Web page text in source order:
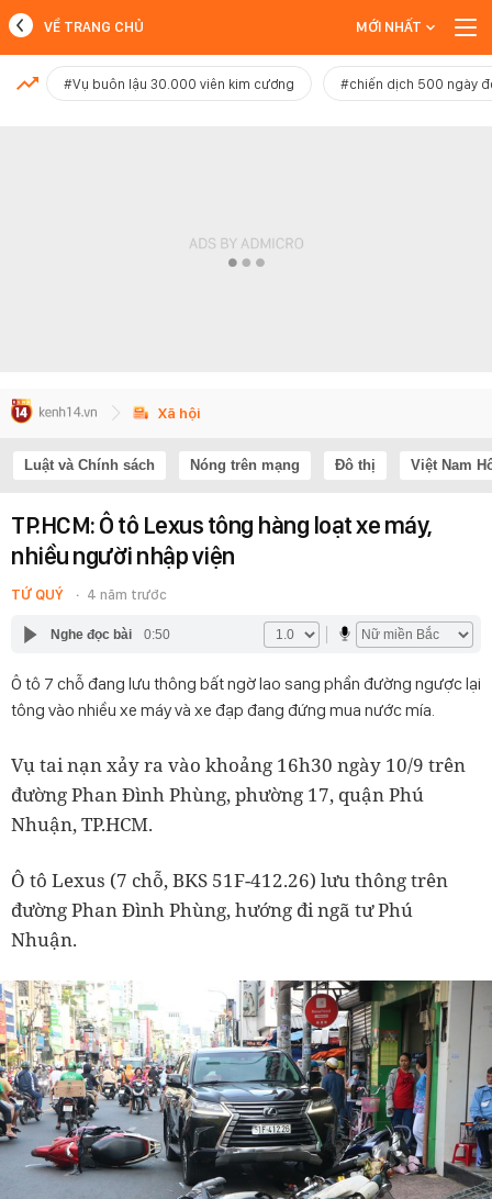
MỚI NHẤT
VỀ TRANG CHỦ MỚI NHẤT
#Vụ buôn lậu 30.000 viên kim cương #chiến dịch 500 ngày
Xã hội
Luật và Chính sách Nóng trên mạng Đô thị Việt Nam
TP.HCM: Ô tô Lexus tông hàng loạt xe máy,
nhiều người nhập viện
TỨ QUÝ 4 năm trước
Nghe đọc bài 0:50
Ô tô 7 chỗ đang lưu thông bất ngờ lao sang phần đường ngược lại
tông vào nhiều xe máy và xe đạp đang đứng mua nước mía.
Vụ tai nạn xảy ra vào khoảng 16h30 ngày 10/9 trên
đường Phan Đình Phùng, phường 17, quận Phú
Nhuận, TP.HCM.
Ô tô Lexus (7 chỗ, BKS 51F-412.26) lưu thông trên
đường Phan Đình Phùng, hướng đi ngã tư Phú
Nhuận.